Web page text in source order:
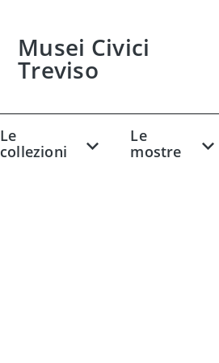
Musei Civici
Treviso
Le
collezioni
Le
mostre